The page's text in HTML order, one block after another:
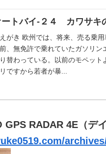
ートバイ-２４ カワサキ
がき 欧州では、将来、売る乗
、無免許で乗れていたガソリ
替わっている。以前のモペッ
ですから若者が暴...
RADAR 4E（デイ